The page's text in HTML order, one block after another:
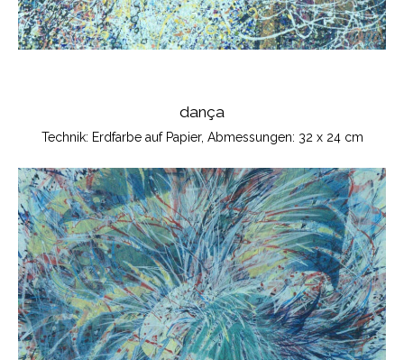
dança
Technik: Erdfarbe auf Papier, Abmessungen: 32 x 24 cm